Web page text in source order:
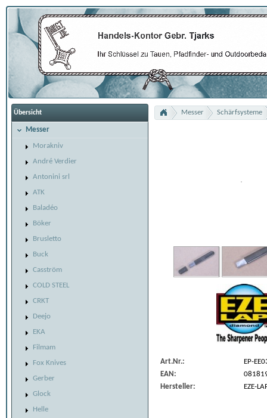
Übersicht
Messer
Morakniv
André Verdier
Antonini srl
ATK
Baladéo
Böker
Brusletto
Buck
Casström
COLD STEEL
CRKT
Deejo
EKA
Filmam
Fox Knives
Gerber
Glock
Helle
Messer Schärfsysteme
Art.Nr.:
EP-
EAN:
Hersteller:
EZE-